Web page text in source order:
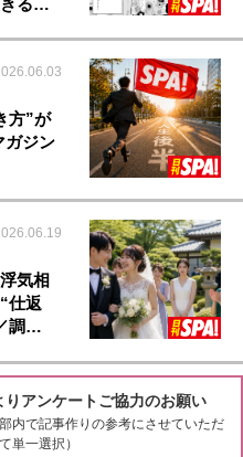
方”が
ガジン
気相
仕返
調…